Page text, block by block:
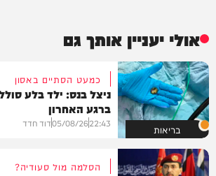
אולי יעניין אותך גם
בריאות
כמעט הסתיים באסון
ניצל בנס: ילד בלע
ברגע האחרון
22:43
05/08/26דוד חדד
הסלמה מול סעודיה?